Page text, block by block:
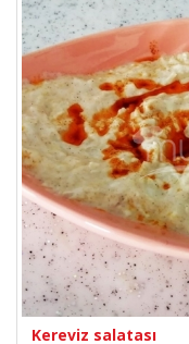
Kereviz salatası